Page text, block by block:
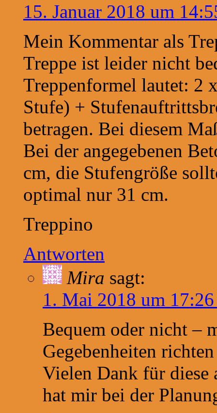
15. Januar 2018 um
Mein Kommentar als
Treppe ist leider nicht
Treppenformel lautet: 2
Stufe) +
betragen. Bei diesem
Bei der angegebenen
cm, die Stufengröße
optimal nur 31 cm.
Treppino
Antworten
Mira sagt:
1. Mai 2018 um
Bequem oder nicht –
Gegebenheiten
Vielen Dank für diese
hat mir bei der